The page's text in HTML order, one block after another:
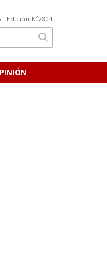
- Edición Nº2804